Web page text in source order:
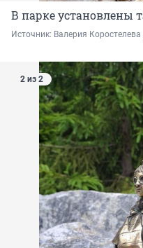
В парке установлены
Источник: Валерия Коростелева
2 из 2